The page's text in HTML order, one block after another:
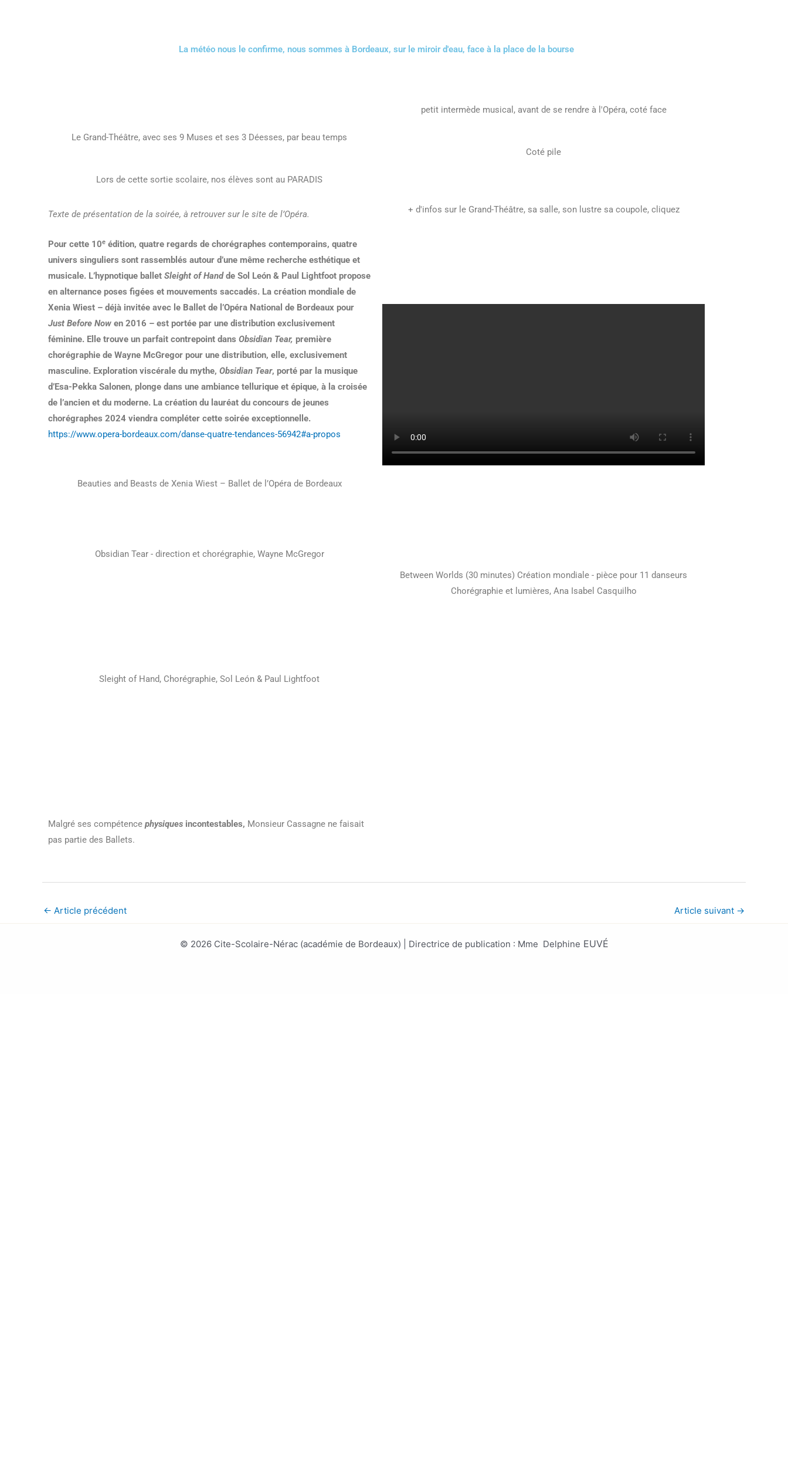
La météo nous le confirme, nous sommes à Bordeaux, sur le miroir d'eau, face à la place de la bourse
Le Grand-Théâtre, avec ses 9 Muses et ses 3 Déesses, par beau temps
Lors de cette sortie scolaire, nos élèves sont au PARADIS
Texte de présentation de la soirée, à retrouver sur le site de l’Opéra.
Pour cette 10e édition, quatre regards de chorégraphes contemporains, quatre
univers singuliers sont rassemblés autour d’une même recherche esthétique et
musicale. L’hypnotique ballet Sleight of Handde Sol León & Paul Lightfoot propose
en alternance poses figées et mouvements saccadés. La création mondiale de
Xenia Wiest – déjà invitée avec le Ballet de l’Opéra National de Bordeaux pour
Just Before Now en 2016 – est portée par une distribution exclusivement
féminine. Elle trouve un parfait contrepoint dans Obsidian Tear, première
chorégraphie de Wayne McGregor pour une distribution, elle, exclusivement
masculine. Exploration viscérale du mythe, Obsidian Tear, porté par la musique
d’Esa-Pekka Salonen, plonge dans une ambiance tellurique et épique, à la croisée
de l’ancien et du moderne. La création du lauréat du concours de jeunes
chorégraphes 2024 viendra compléter cette soirée exceptionnelle.
https://www.opera-bordeaux.com/danse-quatre-tendances-56942#a-propos
Beauties and Beasts de Xenia Wiest – Ballet de l’Opéra de Bordeaux
Obsidian Tear - direction et chorégraphie, Wayne McGregor
Sleight of Hand, Chorégraphie, Sol León & Paul Lightfoot
Malgré ses compétence physiques incontestables, Monsieur Cassagne ne faisait
pas partie des Ballets.
petit intermède musical, avant de se rendre à l'Opéra, coté face
Coté pile
+ d'infos sur le Grand-Théâtre, sa salle, son lustre sa coupole, cliquez
Between Worlds (30 minutes) Création mondiale - pièce pour 11 danseurs
Chorégraphie et lumières, Ana Isabel Casquilho
← Article précédent Article suivant →
© 2026 Cite-Scolaire-Nérac (académie de Bordeaux) | Directrice de publication : Mme Delphine EUVÉ